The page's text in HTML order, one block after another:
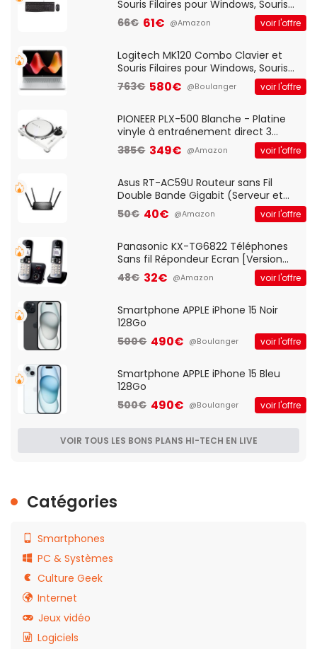
Souris Filaires pour Windows, Souris
Optique Filaire, Connexion USB Plug
And Play, Confortable, Taille
QWERTY UK - Noir
66€ 61€ @Amazon voir l'offre
Logitech MK120 Combo Clavier et
Souris Filaires pour Windows, Souris
Optique Filaire, Connexion USB Plug
And Play, Confortable, Taille
QWERTY UK - Noir
763€ 580€ @Boulanger voir l'offre
PIONEER PLX-500 Blanche - Platine
vinyle à entraénement direct 3
vitesses (33-45-78 trs/min) avec
pre-ampli intégré et port USB
385€ 349€ @Amazon voir l'offre
Asus RT-AC59U Routeur sans Fil
Double Bande Gigabit (Serveur et
Client VPN, Triple Vlan, Mode Point
d'accès et Bridge, contrôle Parental,
50€ 40€ @Amazon voir l'offre
Panasonic KX-TG6822 Téléphones
Sans fil Répondeur Ecran [Version
Française]
48€ 32€ @Amazon voir l'offre
Smartphone APPLE iPhone 15 Noir
128Go
500€ 490€ @Boulanger voir l'offre
Smartphone APPLE iPhone 15 Bleu
128Go
500€ 490€ @Boulanger voir l'offre
VOIR TOUS LES BONS PLANS HI-TECH EN LIVE
Catégories
Smartphones
PC & Systèmes
Culture Geek
Internet
Jeux vidéo
Logiciels